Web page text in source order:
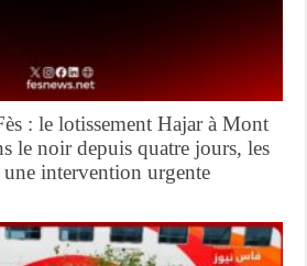
: le lotissement Hajar à Mont
le noir depuis quatre jours, les
intervention urgente